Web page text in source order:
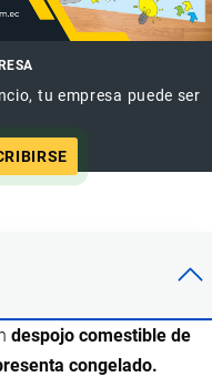
tu empresa puede ser
despojo comestible de
congelado.